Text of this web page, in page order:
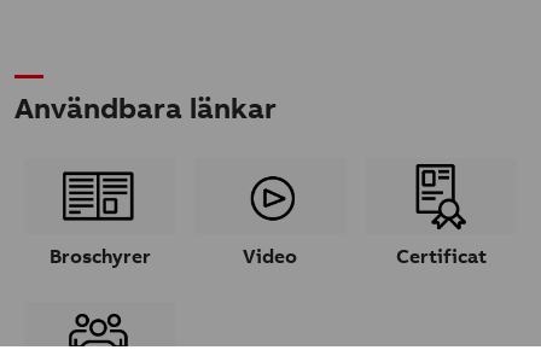
Användbara länkar
Broschyrer Video Certificat